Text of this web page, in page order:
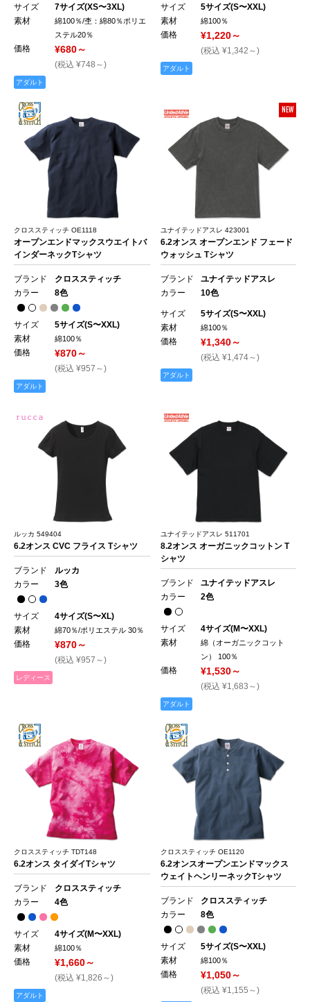
サイズ
7サイズ(XS〜3XL)
素材
綿100％/杢：綿80％ポリエ
ステル20％
価格 ¥680～
(税込 ¥748～)
アダルト
サイズ
5サイズ(S〜XXL)
素材
綿100％
価格 ¥1,220～
(税込 ¥1,342～)
アダルト
クロススティッチ OE1118
オープンエンドマックスウエイトバ
インダーネックTシャツ
ブランド
クロススティッチ
カラー
8色
サイズ
5サイズ(S〜XXL)
素材
綿100％
価格 ¥870～
(税込 ¥957～)
アダルト
NEW
ユナイテッドアスレ 423001
6.2オンス オープンエンド フェード
ウォッシュ Tシャツ
ブランド
ユナイテッドアスレ
カラー
10色
サイズ
5サイズ(S〜XXL)
素材
綿100％
価格 ¥1,340～
(税込 ¥1,474～)
アダルト
ルッカ 549404
6.2オンス CVC フライス Tシャツ
ブランド
ルッカ
カラー
3色
サイズ
4サイズ(S〜XL)
素材
綿70％/ポリエステル 30％
価格 ¥870～
(税込 ¥957～)
レディース
ユナイテッドアスレ 511701
8.2オンス オーガニックコットン T
シャツ
ブランド
ユナイテッドアスレ
カラー
2色
サイズ
4サイズ(M〜XXL)
素材
綿（オーガニックコット
ン） 100％
価格 ¥1,530～
(税込 ¥1,683～)
アダルト
クロススティッチ TDT148
6.2オンス タイダイTシャツ
ブランド
クロススティッチ
カラー
4色
サイズ
4サイズ(M〜XXL)
素材
綿100％
価格 ¥1,660～
(税込 ¥1,826～)
アダルト
クロススティッチ OE1120
6.2オンスオープンエンドマックス
ウェイトヘンリーネックTシャツ
ブランド
クロススティッチ
カラー
8色
サイズ
5サイズ(S〜XXL)
素材
綿100％
価格 ¥1,050～
(税込 ¥1,155～)